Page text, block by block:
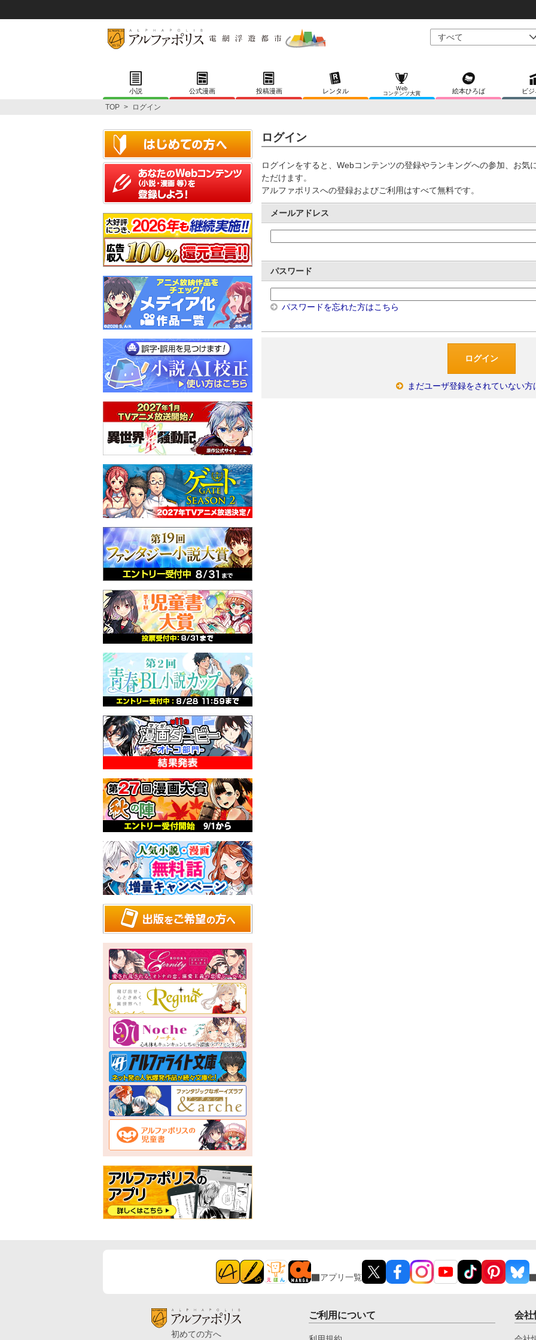
小説 公式漫画 投稿漫画 レンタル
Web
コンテンツ大賞
絵本ひろば ビ
TOP > ログイン
ログイン
ログインをすると、Webコンテンツの登録やランキングへの参加、お気
ただけます。
アルファポリスへの登録およびご利用はすべて無料です。
メールアドレス
パスワード
パスワードを忘れた方はこちら
まだユーザ登録をされていない方
アプリ一覧
初めての方へ
ご利用について 会社